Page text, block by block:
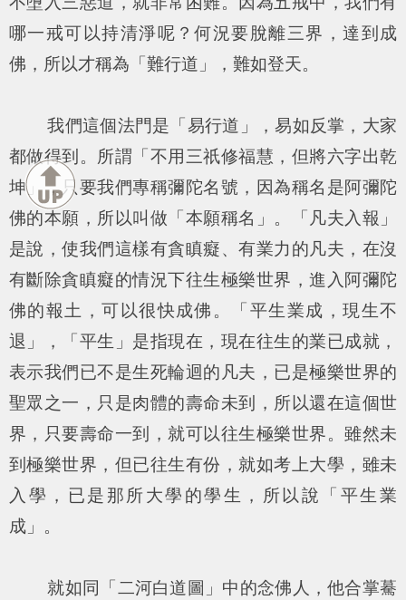
哪一戒可以持清淨呢？何況要脫離三界，達到成
佛，所以才稱為「難行道」，難如登天。
我們這個法門是「易行道」，易如反掌，大家
都做得到。所謂「不用三祇修福慧，但將六字出乾
坤」，只要我們專稱彌陀名號，因為稱名是阿彌陀
佛的本願，所以叫做「本願稱名」。「凡夫入報」
是說，使我們這樣有貪瞋癡、有業力的凡夫，在沒
有斷除貪瞋癡的情況下往生極樂世界，進入阿彌陀
佛的報土，可以很快成佛。「平生業成，現生不
退」，「平生」是指現在，現在往生的業已成就，
表示我們已不是生死輪迴的凡夫，已是極樂世界的
聖眾之一，只是肉體的壽命未到，所以還在這個世
界，只要壽命一到，就可以往生極樂世界。雖然未
到極樂世界，但已往生有份，就如考上大學，雖未
入學，已是那所大學的學生，所以說「平生業
成」。
就如同「二河白道圖」中的念佛人，他合掌驀